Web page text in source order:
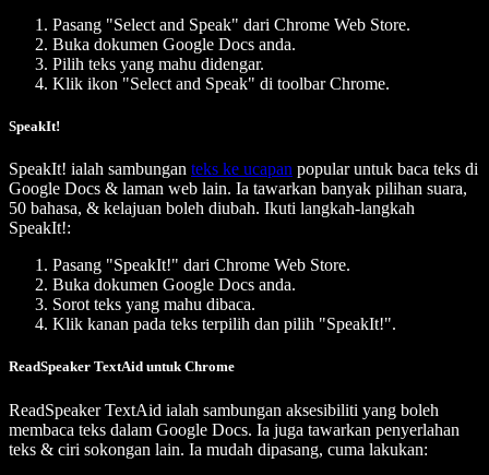
Pasang "Select and Speak" dari Chrome Web Store.
Buka dokumen Google Docs anda.
Pilih teks yang mahu didengar.
Klik ikon "Select and Speak" di toolbar Chrome.
SpeakIt!
SpeakIt! ialah sambungan teks ke ucapan popular untuk baca teks di
Google Docs & laman web lain. Ia tawarkan banyak pilihan suara,
50 bahasa, & kelajuan boleh diubah. Ikuti langkah-langkah
SpeakIt!:
Pasang "SpeakIt!" dari Chrome Web Store.
Buka dokumen Google Docs anda.
Sorot teks yang mahu dibaca.
Klik kanan pada teks terpilih dan pilih "SpeakIt!".
ReadSpeaker TextAid untuk Chrome
ReadSpeaker TextAid ialah sambungan aksesibiliti yang boleh
membaca teks dalam Google Docs. Ia juga tawarkan penyerlahan
teks & ciri sokongan lain. Ia mudah dipasang, cuma lakukan: